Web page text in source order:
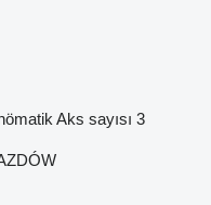
Aks sayısı 3